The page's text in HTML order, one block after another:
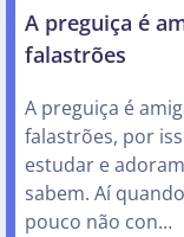
A preguiça é
falastrões
A preguiça é
falastrões, por
estudar e
sabem. Aí
pouco não con…